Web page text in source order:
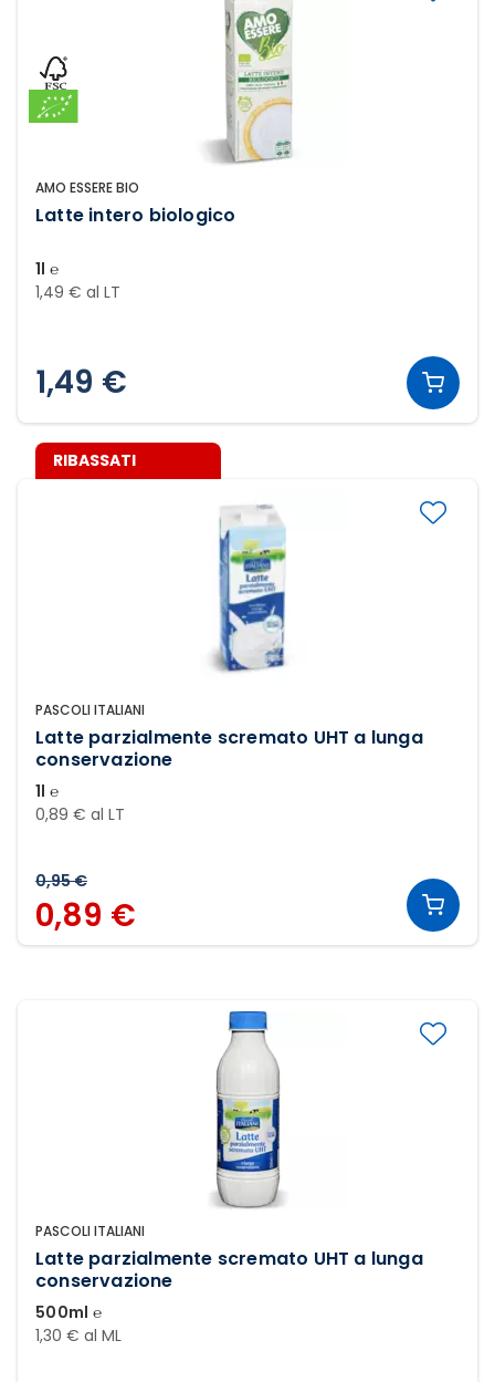
AMO ESSERE BIO
Latte intero biologico
1l ℮
1,49 € al LT
1,49 €
PASCOLI ITALIANI
Latte parzialmente scremato UHT a lunga
conservazione
1l ℮
0,89 € al LT
RIBASSATI
0,95 €
0,89 €
PASCOLI ITALIANI
Latte parzialmente scremato UHT a lunga
conservazione
500ml ℮
1,30 € al ML